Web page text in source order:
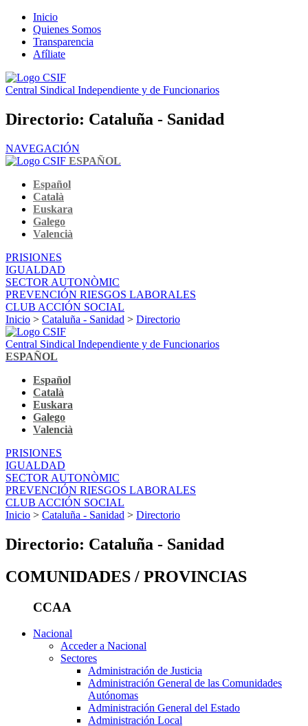
Inicio
Quienes Somos
Transparencia
Afíliate
Central Sindical Independiente y de Funcionarios
Directorio: Cataluña - Sanidad
NAVEGACIÓN
ESPAÑOL
Español
Català
Euskara
Galego
Valencià
PRISIONES
IGUALDAD
SECTOR AUTONÒMIC
PREVENCIÓN RIESGOS LABORALES
CLUB ACCIÓN SOCIAL
Inicio > Cataluña - Sanidad > Directorio
Central Sindical Independiente y de Funcionarios
ESPAÑOL
Español
Català
Euskara
Galego
Valencià
PRISIONES
IGUALDAD
SECTOR AUTONÒMIC
PREVENCIÓN RIESGOS LABORALES
CLUB ACCIÓN SOCIAL
Inicio > Cataluña - Sanidad > Directorio
Directorio: Cataluña - Sanidad
COMUNIDADES / PROVINCIAS
CCAA
Nacional
Acceder a Nacional
Sectores
Administración de Justicia
Administración General de las Comunidades
Autónomas
Administración General del Estado
Administración Local